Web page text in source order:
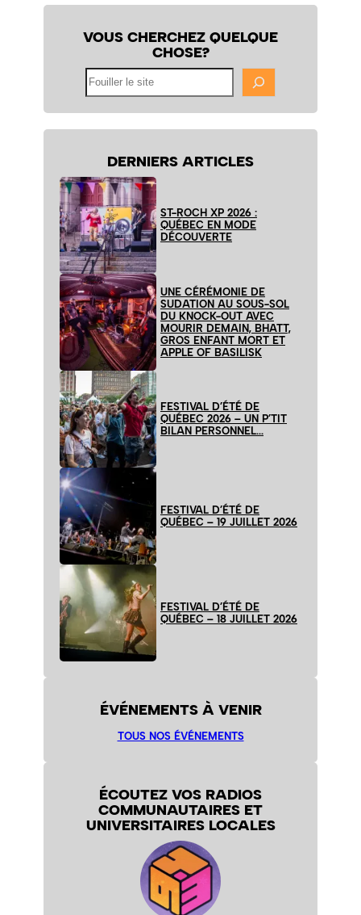
VOUS CHERCHEZ QUELQUE
CHOSE?
Fouiller
DERNIERS ARTICLES
ST-ROCH XP 2026 :
QUÉBEC EN MODE
DÉCOUVERTE
UNE CÉRÉMONIE DE
SUDATION AU SOUS-SOL
DU KNOCK-OUT AVEC
MOURIR DEMAIN, BHATT,
GROS ENFANT MORT ET
APPLE OF BASILISK
FESTIVAL D’ÉTÉ DE
QUÉBEC 2026 – UN P’TIT
BILAN PERSONNEL…
FESTIVAL D’ÉTÉ DE
QUÉBEC – 19 JUILLET 2026
FESTIVAL D’ÉTÉ DE
QUÉBEC – 18 JUILLET 2026
ÉVÉNEMENTS À VENIR
TOUS NOS ÉVÉNEMENTS
ÉCOUTEZ VOS RADIOS
COMMUNAUTAIRES ET
UNIVERSITAIRES LOCALES